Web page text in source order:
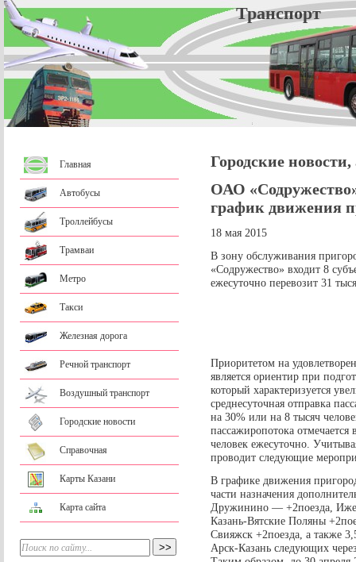
Главная
Автобусы
Троллейбусы
Трамваи
Метро
Такси
Железная дорога
Речной транспорт
Воздушный транспорт
Городские новости
Справочная
Карты Казани
Карта сайта
Городские
ОАО
график движения
18 мая 2015
В зону обслуживания
«Содружество» входит 8
ежесуточно перевозит 31
Приоритетом на
является ориентир при
который характеризуется
среднесуточная отправка
на 30% или на 8 тысяч
пассажиропотока
человек ежесуточно.
проводит следующие
В графике движения
части назначения
Дружинино — +2поезда,
Казань-Вятские Поляны
Свияжск +2поезда, а также
Арск-Казань следующих